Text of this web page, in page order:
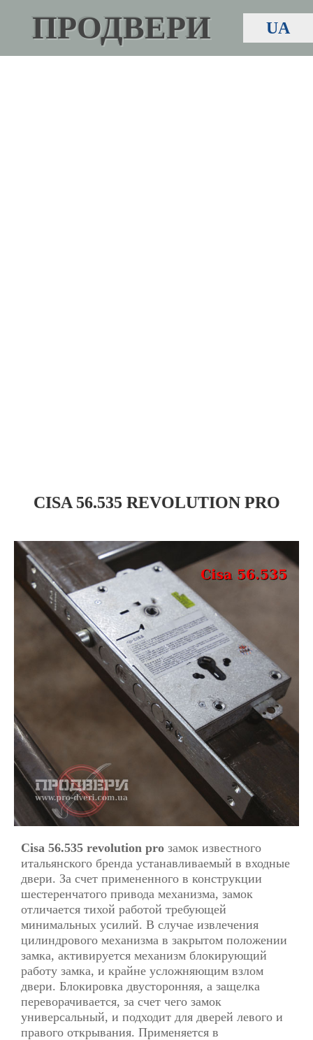
ПРОДВЕРИ UA
CISA 56.535 REVOLUTION PRO
Cisa 56.535 revolution pro замок известного
итальянского бренда устанавливаемый в входные
двери. За счет примененного в конструкции
шестеренчатого привода механизма, замок
отличается тихой работой требующей
минимальных усилий. В случае извлечения
цилиндрового механизма в закрытом положении
замка, активируется механизм блокирующий
работу замка, и крайне усложняющим взлом
двери. Блокировка двусторонняя, а защелка
переворачивается, за счет чего замок
универсальный, и подходит для дверей левого и
правого открывания. Применяется в